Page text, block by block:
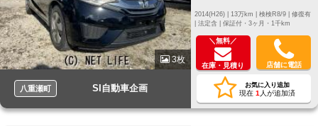
3枚
八重瀬町 SI自動車企画
修復有
法定含 | 保証付・3ヶ月・1千km
＼無料／
在庫・見積り 店舗に電話
お気に入り追加
現在 1 人が追加済